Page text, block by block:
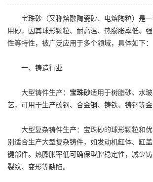
宝珠砂（又称熔融陶瓷砂、电熔陶粒）是一
用砂，因其球形颗粒、耐高温、热膨胀率低、
性等特性，被广泛应用于多个领域，具体如下：
一、铸造行业
大型铸件生产： 宝珠砂适用于树脂砂、水
艺，可用于生产碳钢、合金钢、铸铁、铸铜等金
大型复杂铸件生产：宝珠砂的球形颗粒和优
别适合生产大型复杂铸件，如发动机缸体、缸
键部件。热膨胀率低可确保型腔稳定性，减少
裂纹、变形等缺陷。